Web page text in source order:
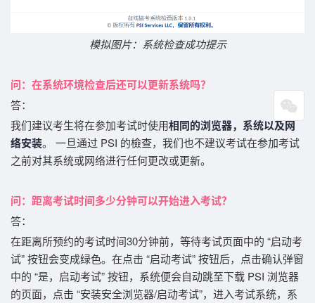
模拟图片：系统检查成功提示
问：在系统环境检查后还可以更新系统吗？
答：
我们建议考生将在参加考试时使用相同的浏览器，系统以及网
络安装。 一旦通过 PSI 的檢查，我们也不建议考试在参加考试
之前对其系统或网络进行任何更改或更新。
问：距离考试时间多少分钟可以开始进入考试？
答：
在距离所预约的考试时间30分钟前，等待考试页面中的 “启动考
试” 按钮会变成绿色。在点击 “启动考试” 按钮后，点击确认弹窗
中的 “是，启动考试” 按钮，系统便会自动跳至下载 PSI 浏览器
的页面，点击 “安装安全浏览器/启动考试”，进入考试系统，系